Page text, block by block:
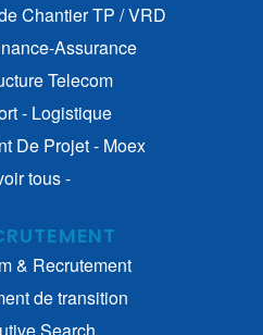
Chantier TP / VRD
Assurance
Telecom
- Logistique
De Projet - Moex
tous -
& Recrutement
de transition
Search